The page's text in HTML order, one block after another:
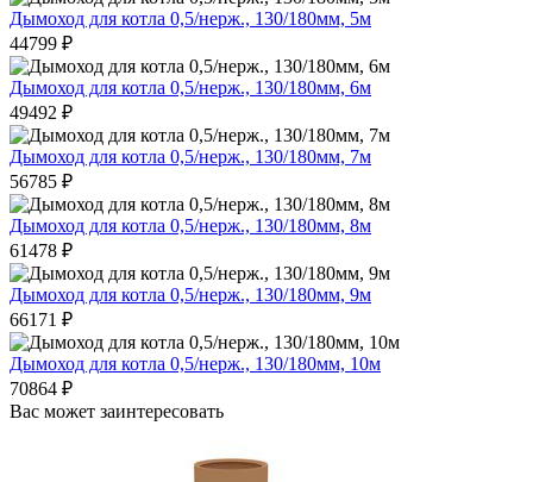
Дымоход для котла 0,5/нерж., 130/180мм, 5м
44799 ₽
Дымоход для котла 0,5/нерж., 130/180мм, 6м
49492 ₽
Дымоход для котла 0,5/нерж., 130/180мм, 7м
56785 ₽
Дымоход для котла 0,5/нерж., 130/180мм, 8м
61478 ₽
Дымоход для котла 0,5/нерж., 130/180мм, 9м
66171 ₽
Дымоход для котла 0,5/нерж., 130/180мм, 10м
70864 ₽
Вас может заинтересовать